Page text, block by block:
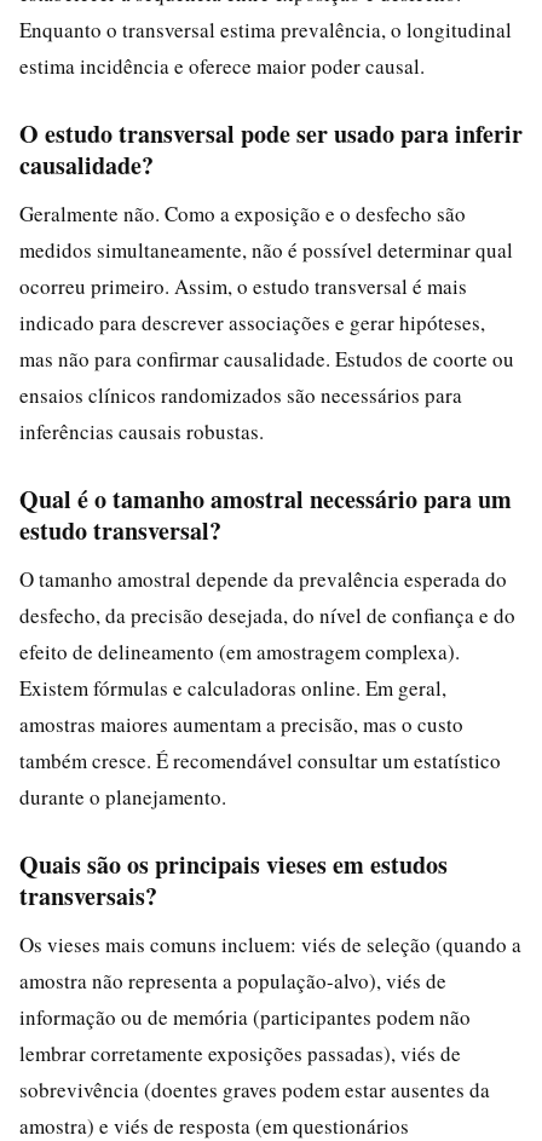
Enquanto o transversal estima prevalência, o longitudinal
estima incidência e oferece maior poder causal.
O estudo transversal pode ser usado para inferir
causalidade?
Geralmente não. Como a exposição e o desfecho são
medidos simultaneamente, não é possível determinar qual
ocorreu primeiro. Assim, o estudo transversal é mais
indicado para descrever associações e gerar hipóteses,
mas não para confirmar causalidade. Estudos de coorte ou
ensaios clínicos randomizados são necessários para
inferências causais robustas.
Qual é o tamanho amostral necessário para um
estudo transversal?
O tamanho amostral depende da prevalência esperada do
desfecho, da precisão desejada, do nível de confiança e do
efeito de delineamento (em amostragem complexa).
Existem fórmulas e calculadoras online. Em geral,
amostras maiores aumentam a precisão, mas o custo
também cresce. É recomendável consultar um estatístico
durante o planejamento.
Quais são os principais vieses em estudos
transversais?
Os vieses mais comuns incluem: viés de seleção (quando a
amostra não representa a população-alvo), viés de
informação ou de memória (participantes podem não
lembrar corretamente exposições passadas), viés de
sobrevivência (doentes graves podem estar ausentes da
amostra) e viés de resposta (em questionários